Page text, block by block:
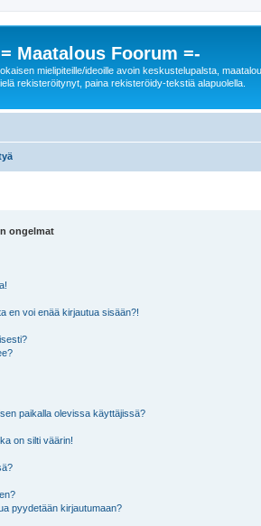
Maatalous Foorum =-
mielipiteille/ideoille avoin keskustelupalsta,
rekisteröitynyt, paina rekisteröidy-tekstiä alapuolella.
ongelmat
en voi enää kirjautua sisään?!
paikalla olevissa käyttäjissä?
on silti väärin!
pyydetään kirjautumaan?